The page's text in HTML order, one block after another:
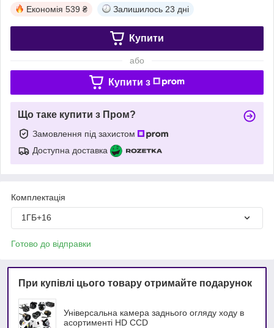
Економія 539 ₴ Залишилось 23 дні
Купити
або
Купити з
Що таке купити з Пром?
Замовлення під захистом
Доступна доставка
Комплектація
1ГБ+16
Готово до відправки
При купівлі цього товару отримайте подарунок
Універсальна камера заднього огляду ходу в
асортименті HD ССD